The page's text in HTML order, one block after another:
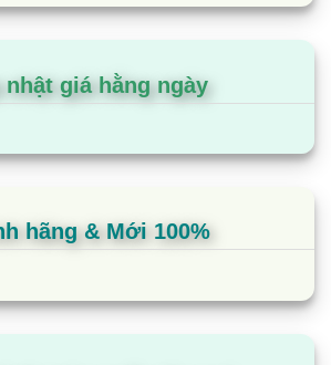
nhật giá hằng ngày
hãng & Mới 100%